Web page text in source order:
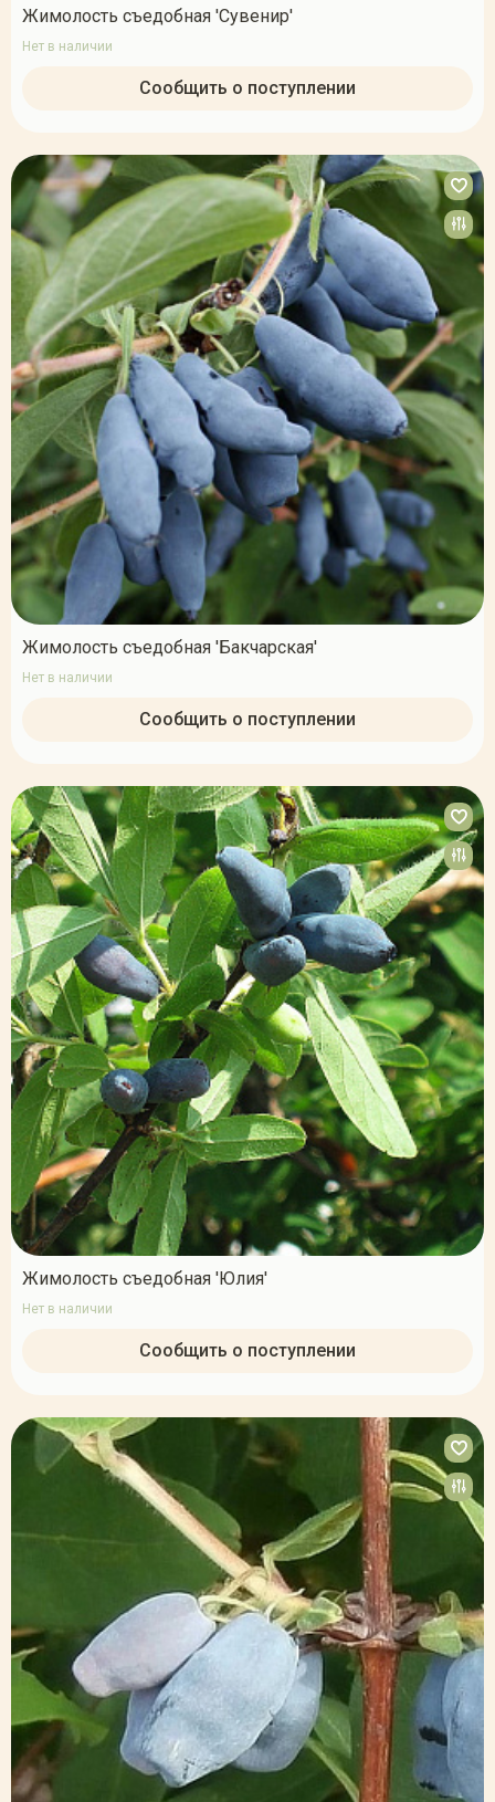
Жимолость съедобная 'Сувенир'
Нет в наличии
Сообщить о поступлении
Жимолость съедобная 'Бакчарская'
Нет в наличии
Сообщить о поступлении
Жимолость съедобная 'Юлия'
Нет в наличии
Сообщить о поступлении